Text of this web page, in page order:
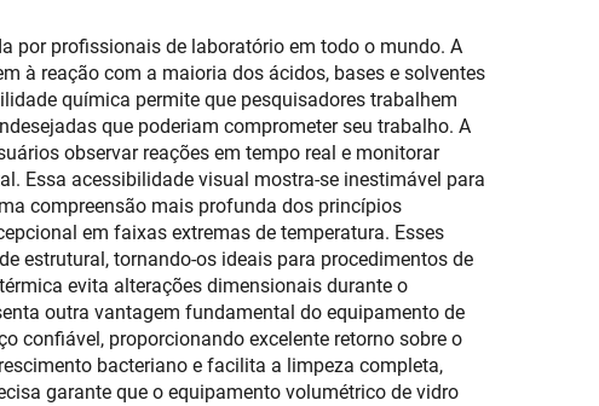
por profissionais de laboratório em todo o mundo. A
à reação com a maioria dos ácidos, bases e solventes
química permite que pesquisadores trabalhem
que poderiam comprometer seu trabalho. A
observar reações em tempo real e monitorar
Essa acessibilidade visual mostra-se inestimável para
compreensão mais profunda dos princípios
em faixas extremas de temperatura. Esses
estrutural, tornando-os ideais para procedimentos de
evita alterações dimensionais durante o
outra vantagem fundamental do equipamento de
confiável, proporcionando excelente retorno sobre o
bacteriano e facilita a limpeza completa,
garante que o equipamento volumétrico de vidro